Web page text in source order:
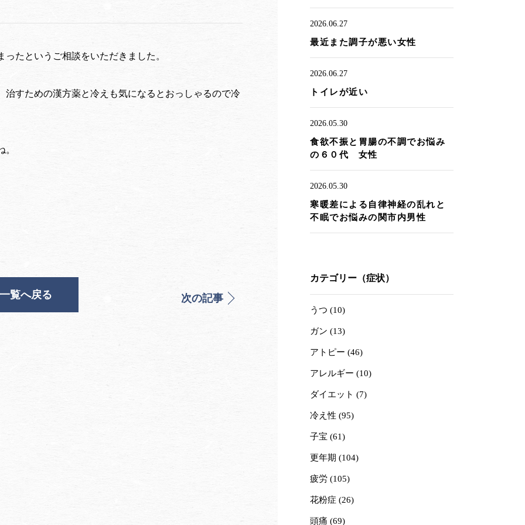
たというご相談をいただきました。
すための漢方薬と冷えも気になるとおっしゃるので冷
一覧へ戻る 次の記事
2026.06.27
最近また調子が悪い女性
2026.06.27
トイレが近い
2026.05.30
食欲不振と胃腸の不調でお悩み
の６０代 女性
2026.05.30
寒暖差による自律神経の乱れと
不眠でお悩みの関市内男性
カテゴリー（症状）
うつ (10)
ガン (13)
アトピー (46)
アレルギー (10)
ダイエット (7)
冷え性 (95)
子宝 (61)
更年期 (104)
疲労 (105)
花粉症 (26)
頭痛 (69)